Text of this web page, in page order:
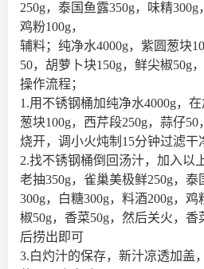
250g，泰国鱼露350g，味精300g
鸡粉100g，
辅料；纯净水4000g，紫圆葱块
50，胡萝卜块150g，鲜尖椒50g，
操作流程；
1.用不锈钢桶加纯净水4000g，
葱块100g，西芹段250g，蒜仔
烧开，调小火炖制15分钟过滤干
2.找不锈钢桶倒回汤汁，加入以
老抽350g，雀巢美极鲜250g，泰
300g，白糖300g，料酒200g，
椒50g，香菜50g，然后关火，香
后捞出即可
3.白灼汁的保存，新汁凉透加盖